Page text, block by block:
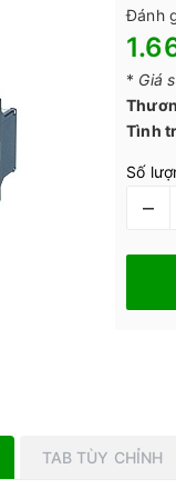
Đánh
* Giá
Tình
Số
–
TAB TÙY CHỈNH